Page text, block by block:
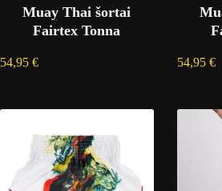
Muay Thai šortai
Fairtex Tonna
54,95 € 54,95 €